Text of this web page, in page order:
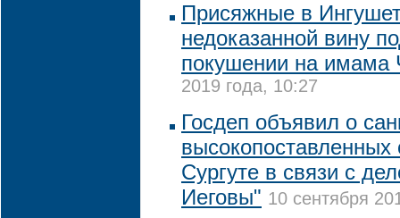
Присяжные в
недоказанной вину
покушении на имама
2019 года, 10:27
Госдеп объявил о
высокопоставленных
Сургуте в связи с
Иеговы" 10 сентября